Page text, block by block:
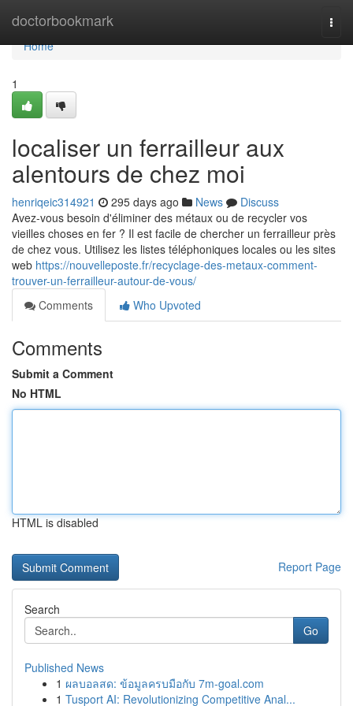
doctorbookmark
Home
Home
1
localiser un ferrailleur aux
alentours de chez moi
henriqeic314921 295 days ago News
Discuss
Avez-vous besoin d'éliminer des métaux ou de recycler vos
vieilles choses en fer ? Il est facile de chercher un ferrailleur près
de chez vous. Utilisez les listes téléphoniques locales ou les sites
web https://nouvelleposte.fr/recyclage-des-metaux-comment-
trouver-un-ferrailleur-autour-de-vous/
Comments
Who Upvoted
Comments
Submit a Comment
No HTML
HTML is disabled
Report Page
Search
Go
Published News
1 ผลบอลสด: ข้อมูลครบมือกับ 7m-goal.com
1 Tusport AI: Revolutionizing Competitive Anal...